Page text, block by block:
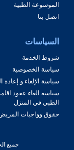
الموسوعة الطبية
اتصل بنا
السياسات
شروط الخدمة
سياسة الخصوصية
سياسة الإلغاء و
سياسة الغاء عقود
الطبي في المنزل
حقوق وواجبات
جميع